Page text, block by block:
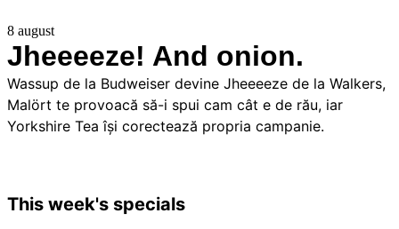
8 august
Jheeeeze! And onion.
Wassup de la Budweiser devine Jheeeeze de la Walkers,
Malört te provoacă să-i spui cam cât e de rău, iar
Yorkshire Tea își corectează propria campanie.
This week's specials